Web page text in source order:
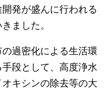
発が盛んに行われる
ました。
過密化による生活環
段として、高度浄水
キシンの除去等の大